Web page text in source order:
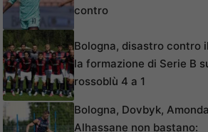
contro
Bologna, disastro contro
la formazione di Serie B
rossoblù 4 a 1
Bologna, Dovbyk,
Alhassane non bastano: